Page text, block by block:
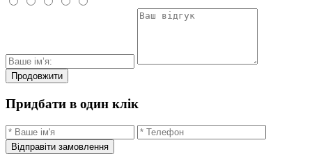
Продовжити
Придбати в один клік
Відправіти замовлення